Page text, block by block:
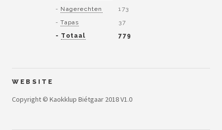
- Nagerechten
-Tapas
- Totaal
173
37
779
WEBSITE
Copyright © Kaokklup Biétgaar 2018 V1.0